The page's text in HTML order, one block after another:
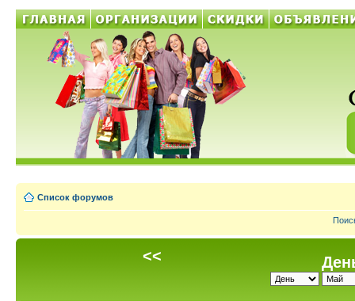
Список форумов
<<